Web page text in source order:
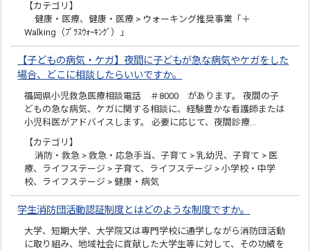
【カテゴリ】
健康・医療、健康・医療 > ウォーキング推奨事業「＋
Walking（ﾌﾟﾗｽｳｫｰｷﾝｸﾞ）」
【子どもの病気・ケガ】夜間に子どもが急な病気やケガをした
場合、どこに相談したらいいですか。
福岡県小児救急医療相談電話 ＃8000 があります。 夜間の子
どもの急な病気、ケガに関する相談に、経験豊かな看護師または
小児科医がアドバイスします。 必要に応じて、夜間診療…
【カテゴリ】
消防・救急 > 救急・応急手当、子育て > 乳幼児、子育て > 医
療、ライフステージ > 子育て、ライフステージ > 小学校・中学
校、ライフステージ > 健康・病気
学生消防団活動認証制度とはどのような制度ですか。
大学、短期大学、大学院又は専門学校に通学しながら消防団活動
に取り組み、地域社会に貢献した大学生等に対して、その功績を